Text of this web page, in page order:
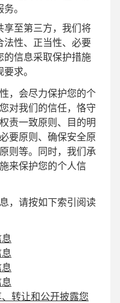
。
享至第三方，我们将
法性、正当性、必要
的信息采取保护措施
求。
，会尽力保护您的个
对我们的信任，恪守
责一致原则、目的明
要原则、确保安全原
则等。同时，我们承
来保护您的个人信
，请按如下索引阅读
转让和公开披露您